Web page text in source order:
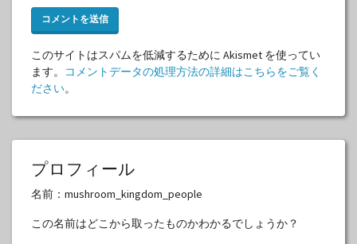
このサイトはスパムを低減するために Akismet を使ってい
ます。
コメントデータの処理方法の詳細はこちらをご覧く
ださい。
プロフィール
名前：mushroom_kingdom_people
この名前はどこから取ったものかわかるでしょうか？